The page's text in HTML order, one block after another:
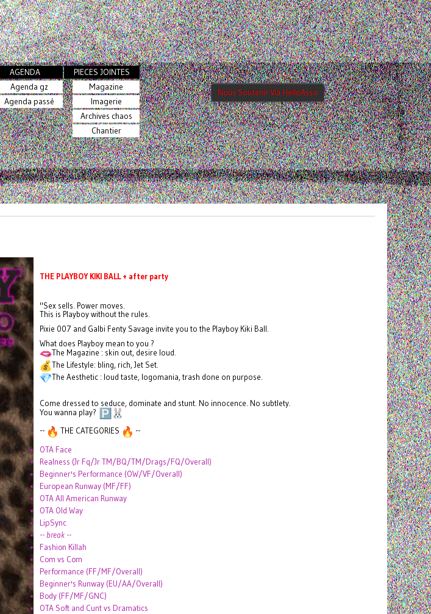
AGENDA
Agenda gz
Agenda passé
PIECES JOINTES
Magazine
Imagerie
Archives chaos
Chantier
Nous Soutenir Via HelloAsso
THE PLAYBOY KIKI BALL + after party
"Sex sells. Power moves.
This is Playboy without the rules.
Pixie 007 and Galbi Fenty Savage invite you to the Playboy Kiki Ball.
What does Playboy mean to you ?
The Magazine : skin out, desire loud.
The Lifestyle: bling, rich, Jet Set.
The Aesthetic : loud taste, logomania, trash done on purpose.
Come dressed to seduce, dominate and stunt. No innocence. No subtlety.
You wanna play?
--
THE CATEGORIES --
OTA Face
Realness (Jr Fq/Jr TM/BQ/TM/Drags/FQ/Overall)
Beginner's Performance (OW/VF/Overall)
European Runway (MF/FF)
OTA All American Runway
OTA Old Way
LipSync
--break --
Fashion Killah
Com vs Com
Performance (FF/MF/Overall)
Beginner's Runway (EU/AA/Overall)
Body (FF/MF/GNC)
OTA Soft and Cunt vs Dramatics